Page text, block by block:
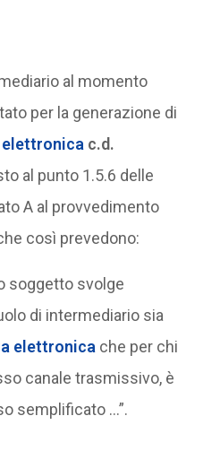
al momento
per la generazione di
c.d.
al punto 1.5.6 delle
A al provvedimento
così prevedono:
soggetto svolge
di intermediario sia
elettronica che per chi
canale trasmissivo, è
semplificato …”.